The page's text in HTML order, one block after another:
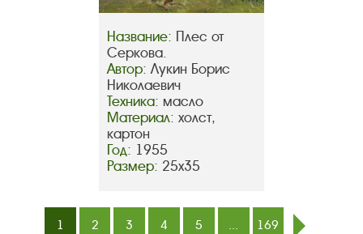
Название: Плес от
Серкова.
Автор: Лукин Борис
Николаевич
Техника: масло
Материал: холст,
картон
Год: 1955
Размер: 25х35
1 2 3 4 5 ...
169